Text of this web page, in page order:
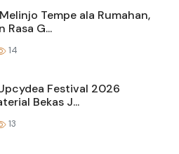
Tempe ala Rumahan,
Rasa G...
14
Festival 2026
Bekas J...
13